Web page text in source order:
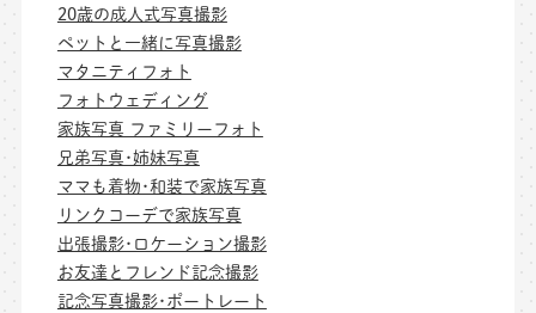
20歳の成人式写真撮影
ペットと一緒に写真撮影
マタニティフォト
フォトウェディング
家族写真 ファミリーフォト
兄弟写真･姉妹写真
ママも着物･和装で家族写真
リンクコーデで家族写真
出張撮影･ロケーション撮影
お友達とフレンド記念撮影
記念写真撮影･ポートレート